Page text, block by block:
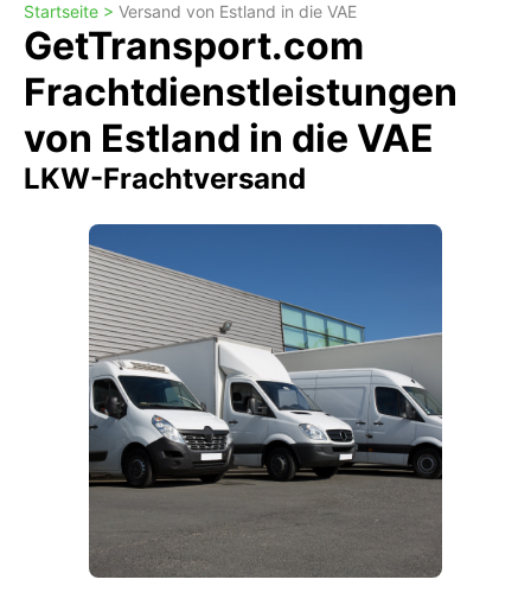
Startseite > Versand von Estland in die VAE
GetTransport.com
Frachtdienstleistungen
von Estland in die VAE
LKW-Frachtversand